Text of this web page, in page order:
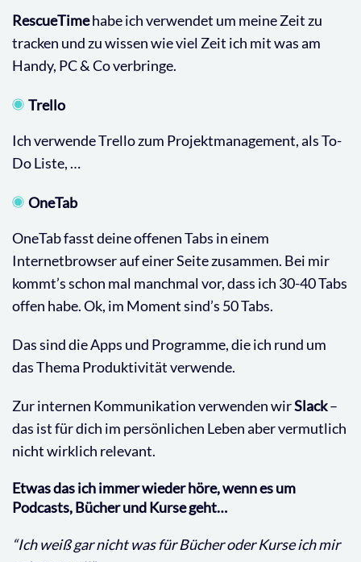
RescueTimehabe ich verwendet um meine Zeit zu
tracken und zu wissen wie viel Zeit ich mit was am
Handy, PC & Co verbringe.
Trello
Ich verwende Trello zum Projektmanagement, als To-
Do Liste, …
OneTab
OneTab fasst deine offenen Tabs in einem
Internetbrowser auf einer Seite zusammen. Bei mir
kommt’s schon mal manchmal vor, dass ich 30-40 Tabs
offen habe. Ok, im Moment sind’s 50 Tabs.
Das sind die Apps und Programme, die ich rund um
das Thema Produktivität verwende.
Zur internen Kommunikation verwenden wirSlack–
das ist für dich im persönlichen Leben aber vermutlich
nicht wirklich relevant.
Etwas das ich immer wieder höre, wenn es um
Podcasts, Bücher und Kurse geht…
“Ich weiß gar nicht was für Bücher oder Kurse ich mir